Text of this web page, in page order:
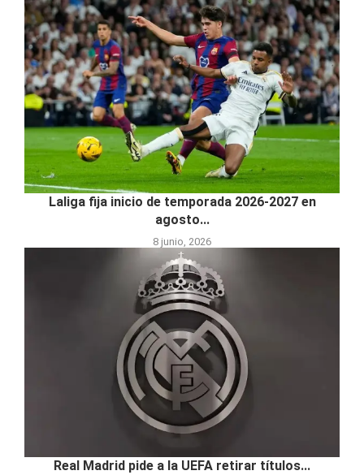
Laliga fija inicio de temporada 2026-2027 en
agosto...
8 junio, 2026
Real Madrid pide a la UEFA retirar títulos...